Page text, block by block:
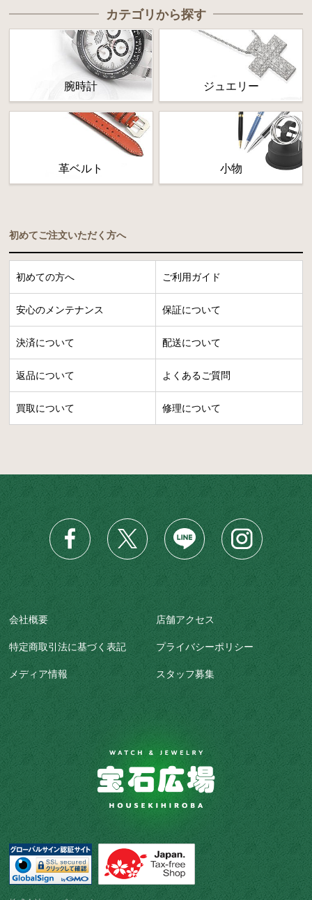
カテゴリから探す
腕時計 ジュエリー
革ベルト 小物
初めてご注文いただく方へ
初めての方へ ご利用ガイド
安心のメンテナンス 保証について
決済について 配送について
返品について よくあるご質問
買取について 修理について
会社概要 店舗アクセス
特定商取引法に基づく表記 プライバシーポリシー
メディア情報 スタッフ募集